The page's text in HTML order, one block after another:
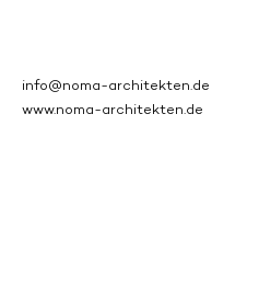
www.noma-architekten.de
info@noma-architekten.de